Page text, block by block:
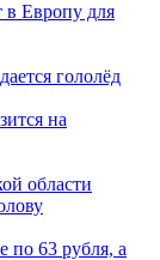
Европу для
гололёд
на
области
по 63 рубля, а